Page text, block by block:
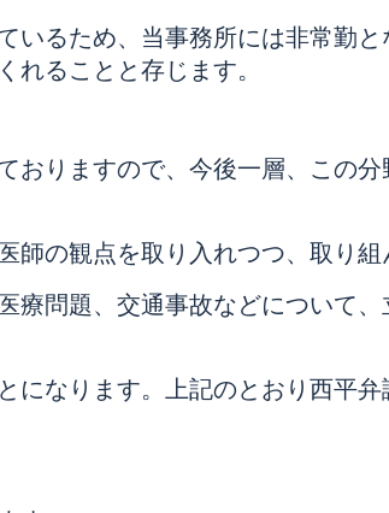
るため、当事務所には非常勤
れることと存じます。
りますので、今後一層、この
の観点を取り入れつつ、取り組
問題、交通事故などについて
なります。上記のとおり西平